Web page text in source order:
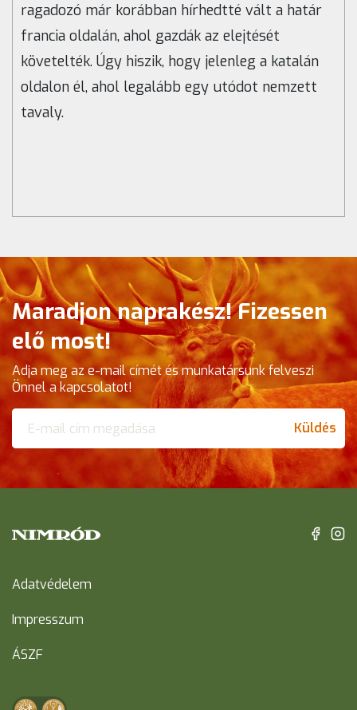
ragadozó már korábban hírhedtté vált a határ
francia oldalán, ahol gazdák az elejtését
követelték. Úgy hiszik, hogy jelenleg a katalán
oldalon él, ahol legalább egy utódot nemzett
tavaly.
Maradjon naprakész! Fizessen
elő most!
Adja meg az e-mail címét és munkatársunk felveszi
Önnel a kapcsolatot!
Küldés
Adatvédelem
Impresszum
ÁSZF